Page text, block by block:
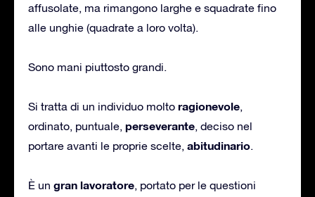
affusolate, ma rimangono larghe e squadrate fino
alle unghie (quadrate a loro volta).
Sono mani piuttosto grandi.
Si tratta di un individuo molto ragionevole,
ordinato, puntuale, perseverante, deciso nel
portare avanti le proprie scelte, abitudinario.
È un gran lavoratore, portato per le questioni